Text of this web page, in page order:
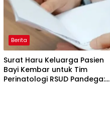
Berita
Surat Haru Keluarga Pasien
Bayi Kembar untuk Tim
Perinatologi RSUD Pandega: